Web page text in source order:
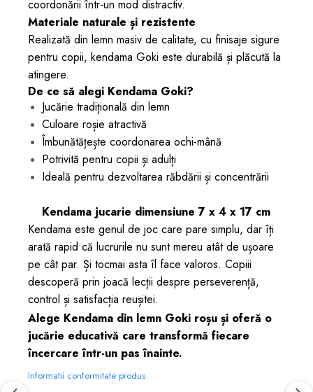
coordonării într-un mod distractiv.
Materiale naturale și rezistente
Realizată din lemn masiv de calitate, cu finisaje sigure
pentru copii, kendama Goki este durabilă și plăcută la
atingere.
De ce să alegi Kendama Goki?
Jucărie tradițională din lemn
Culoare roșie atractivă
Îmbunătățește coordonarea ochi-mână
Potrivită pentru copii și adulți
Ideală pentru dezvoltarea răbdării și concentrării
Kendama jucarie dimensiune 7 x 4 x 17 cm
Kendama este genul de joc care pare simplu, dar îți
arată rapid că lucrurile nu sunt mereu atât de ușoare
pe cât par. Și tocmai asta îl face valoros. Copiii
descoperă prin joacă lecții despre perseverență,
control și satisfacția reușitei.
Alege Kendama din lemn Goki roșu și oferă o
jucărie educativă care transformă fiecare
încercare într-un pas înainte.
Informatii conformitate produs